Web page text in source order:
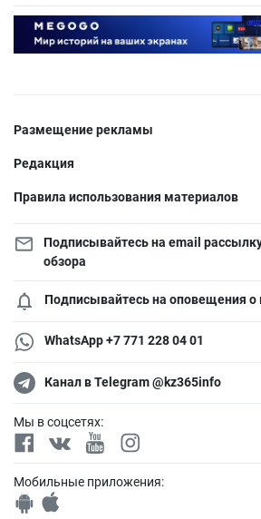
Размещение рекламы
Редакция
Правила использования материалов
Подписывайтесь на email
обзора
Подписывайтесь на оповещения
WhatsApp +7 771 228 04 01
Канал в Telegram @kz365info
Мы в соцсетях:
Мобильные приложения: